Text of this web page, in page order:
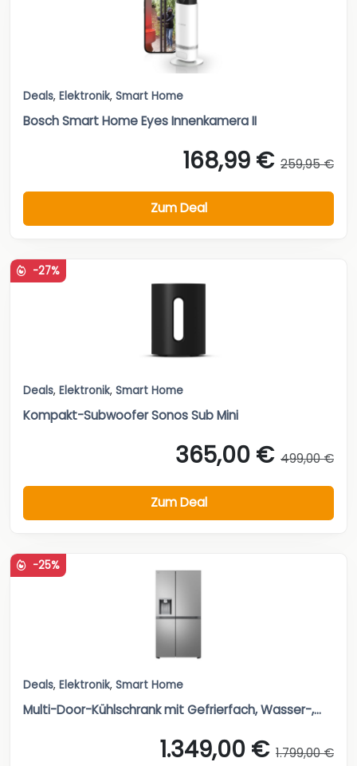
Deals, Elektronik, Smart Home
Bosch Smart Home Eyes Innenkamera II
168,99 € 259,95 €
Zum Deal
-27%
Deals, Elektronik, Smart Home
Kompakt-Subwoofer Sonos Sub Mini
365,00 € 499,00 €
Zum Deal
-25%
Deals, Elektronik, Smart Home
Multi-Door-Kühlschrank mit Gefrierfach, Wasser-,...
1.349,00 € 1.799,00 €